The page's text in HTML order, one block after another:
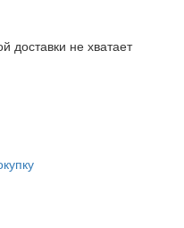
доставки не хватает